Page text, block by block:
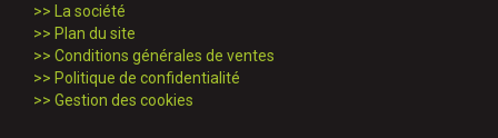
>>
La société
>> Plan du site
>> Conditions générales de ventes
>> Politique de confidentialité
>> Gestion des cookies